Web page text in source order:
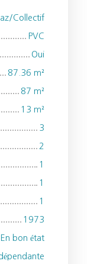
Collectif
PVC
Oui
87.36 m²
87 m²
13 m²
3
2
1
1
1
1973
En bon état